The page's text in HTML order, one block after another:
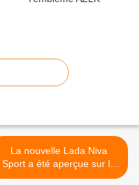
La nouvelle Lada Niva
Sport a été aperçue sur la
route. >